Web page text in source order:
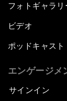
フォトギャラリ
ビデオ
ポッドキャスト
エンゲージメ
サインイン